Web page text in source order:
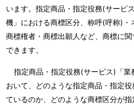
います。指定商品・指定役務(サービ
機」における商標区分、称呼(呼称)・
商標権者・商標出願人など、商標に
できます。
指定商品・指定役務(サービス)「業
おいて、どのような指定商品・指定
ているのか、どのような商標区分が